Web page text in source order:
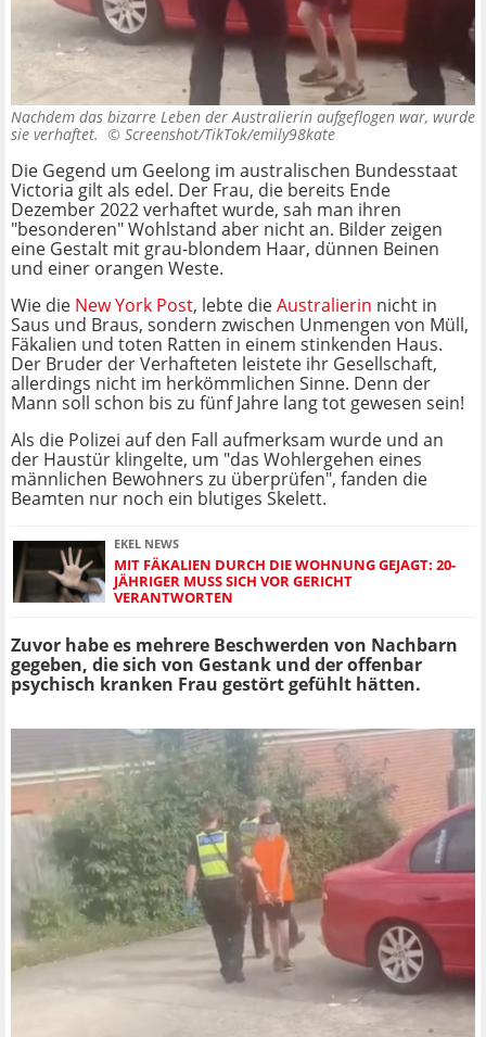
Nachdem das bizarre Leben der Australierin aufgeflogen war, wurde
sie verhaftet. © Screenshot/TikTok/emily98kate
Die Gegend um Geelong im australischen Bundesstaat
Victoria gilt als edel. Der Frau, die bereits Ende
Dezember 2022 verhaftet wurde, sah man ihren
"besonderen" Wohlstand aber nicht an. Bilder zeigen
eine Gestalt mit grau-blondem Haar, dünnen Beinen
und einer orangen Weste.
Wie die New York Post, lebte dieAustralierin nicht in
Saus und Braus, sondern zwischen Unmengen von Müll,
Fäkalien und toten Ratten in einem stinkenden Haus.
Der Bruder der Verhafteten leistete ihr Gesellschaft,
allerdings nicht im herkömmlichen Sinne. Denn der
Mann soll schon bis zu fünf Jahre lang tot gewesen sein!
Als die Polizei auf den Fall aufmerksam wurde und an
der Haustür klingelte, um "das Wohlergehen eines
männlichen Bewohners zu überprüfen", fanden die
Beamten nur noch ein blutiges Skelett.
EKEL NEWS
MIT FÄKALIEN DURCH DIE WOHNUNG GEJAGT: 20-
JÄHRIGER MUSS SICH VOR GERICHT
VERANTWORTEN
Zuvor habe es mehrere Beschwerden von Nachbarn
gegeben, die sich von Gestank und der offenbar
psychisch kranken Frau gestört gefühlt hätten.